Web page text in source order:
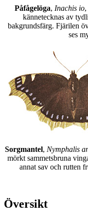
Påfågelöga, Inachis io,
kännetecknas av
bakgrundsfärg. Fjärilen
ses
Sorgmantel, Nymphalis
mörkt sammetsbruna
annat sav och rutten
Översikt